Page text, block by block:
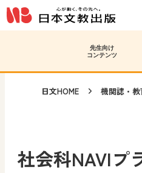
メインコンテンツへ移動
サブコンテンツへ移動
先生向け
コンテンツ
日文HOME 機関誌・
社会科NAVIプ